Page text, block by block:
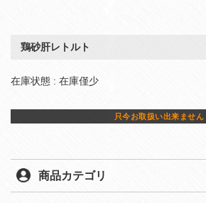
鶏砂肝レトルト
在庫状態 : 在庫僅少
只今お取扱い出来ません
商品カテゴリ